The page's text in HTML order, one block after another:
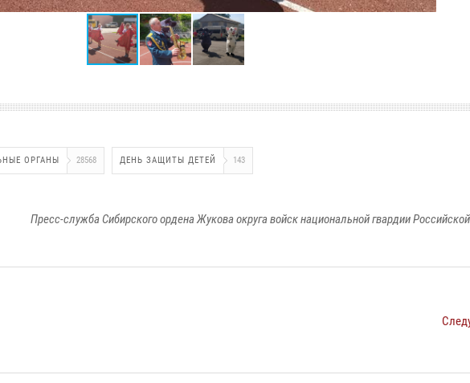
ОРГАНЫ 28568 ДЕНЬ ЗАЩИТЫ ДЕТЕЙ 143
Пресс-служба Сибирского ордена Жукова округа войск национальной гвардии